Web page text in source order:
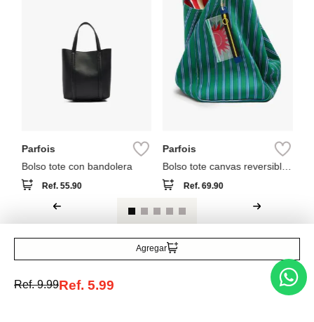
Agregar
Ref.9.99Ref. 5.99
Parfois
Bolso tote con bandolera
Ref.55.90
Parfois
Bolso tote canvas reversible
a rayas
Ref.69.90
Entérate de todo lo nuevo